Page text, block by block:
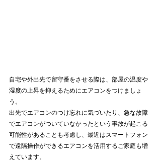
自宅や外出先で留守番をさせる際は、部屋の温度や
湿度の上昇を抑えるためにエアコンをつけましょ
う。
出先でエアコンのつけ忘れに気づいたり、急な故障
でエアコンがついていなかったという事故が起こる
可能性があることも考慮し、最近はスマートフォン
で遠隔操作ができるエアコンを活用するご家庭も増
えています。